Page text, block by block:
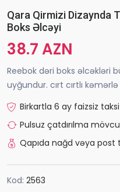
Qara Qirmizi Dizaynda
Boks Əlcəyi
38.7 AZN
Reebok dəri boks əlcəkləri
uyğundur. cırt cırtlı
Birkartla 6 ay faizsiz
Pulsuz çatdırılma
Qapıda nağd vəya
Kod: 2563